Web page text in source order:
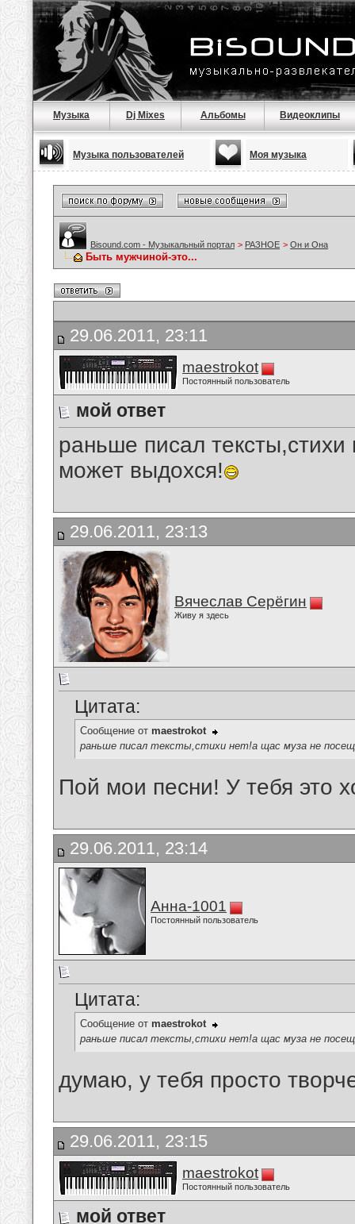
Музыка Dj Mixes Альбомы Видеоклипы
Музыка пользователей Моя музыка
Bisound.com - Музыкальный портал > РАЗНОЕ > Он и Она
Быть мужчиной-это...
29.06.2011, 23:11
maestrokot
Постоянный пользователь
мой ответ
раньше писал
может выдохся!
29.06.2011, 23:13
Вячеслав Серёгин
Живу я здесь
Цитата:
Сообщение от maestrokot
раньше писал тексты,стихи нет!а щас муза не
Пой мои песни! У тебя это
29.06.2011, 23:14
Анна-1001
Постоянный пользователь
Цитата:
Сообщение от maestrokot
раньше писал тексты,стихи нет!а щас муза не
думаю, у тебя просто
29.06.2011, 23:15
maestrokot
Постоянный пользователь
мой ответ